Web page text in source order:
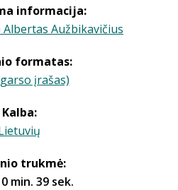
informacija:
Aužbikavičius
formatas:
įrašas)
Kalba:
trukmė:
min. 39 sek.